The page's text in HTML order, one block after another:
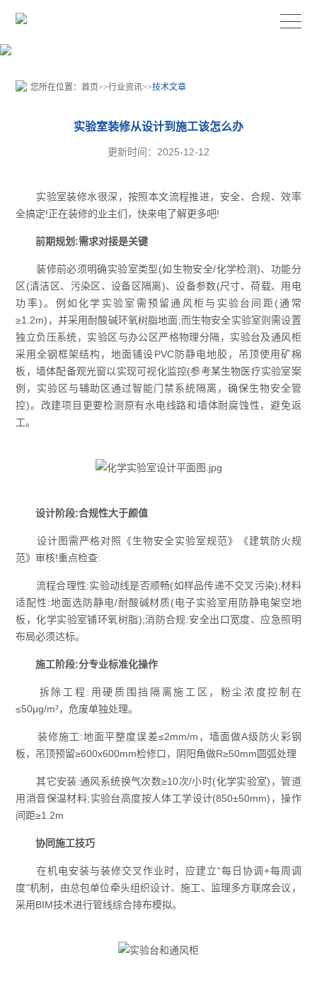
您所在位置：首页>>行业资讯>>技术文章
实验室装修从设计到施工该怎么办
更新时间：2025-12-12
实验室装修水很深，按照本文流程推进，安全、合规、效率
全搞定!正在装修的业主们，快来电了解更多吧!
前期规划:需求对接是关键
装修前必须明确实验室类型(如生物安全/化学检测)、功能分
区(清洁区、污染区、设备区隔离)、设备参数(尺寸、荷载、用电
功率)。例如化学实验室需预留通风柜与 实验台 间距(通常
≥1.2m)，并采用耐酸碱环氧树脂地面;而生物安全实验室则需设置
独立负压系统，实验区与办公区严格物理分隔，实验台及通风柜
采用全钢框架结构，地面铺设PVC防静电地胶，吊顶使用矿棉
板，墙体配备观光窗以实现可视化监控(参考某生物医疗实验室案
例，实验区与辅助区通过智能门禁系统隔离，确保生物安全管
控)。改建项目更要检测原有水电线路和墙体耐腐蚀性，避免返
工。
设计阶段:合规性大于颜值
设计图需严格对照《生物安全实验室规范》《建筑防火规
范》审核!重点检查:
流程合理性:实验动线是否顺畅(如样品传递不交叉污染);材料
适配性:地面选防静电/耐酸碱材质(电子实验室用防静电架空地
板，化学实验室铺环氧树脂);消防合规:安全出口宽度、应急照明
布局必须达标。
施工阶段:分专业标准化操作
拆除工程:用硬质围挡隔离施工区，粉尘浓度控制在
≤50μg/m³，危废单独处理。
装修施工:地面平整度误差≤2mm/m，墙面做A级防火彩钢
板，吊顶预留≥600x600mm检修口，阴阳角做R≥50mm圆弧处理
其它安装:通风系统换气次数≥10次/小时(化学实验室)，管道
用消音保温材料;实验台高度按人体工学设计(850±50mm)，操作
间距≥1.2m
协同施工技巧
在机电安装与装修交叉作业时，应建立“每日协调+每周调
度"机制，由总包单位牵头组织设计、施工、监理多方联席会议，
采用BIM技术进行管线综合排布模拟。